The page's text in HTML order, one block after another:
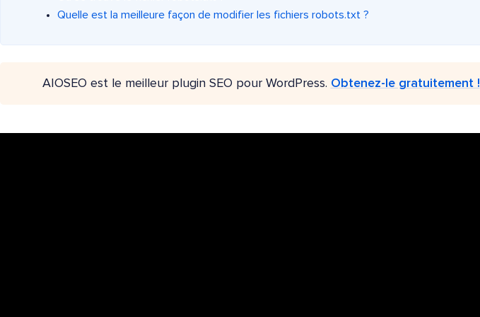
Quelle est la meilleure façon de modifier les fichiers robots.txt ?
AIOSEO est le meilleur plugin SEO pour WordPress. Obtenez-le gratuitement !